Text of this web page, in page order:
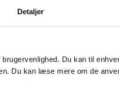
Detaljer
Du kan til
Du kan læse mere om de